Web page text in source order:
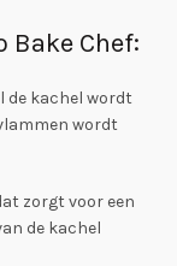
Bake Chef:
de kachel wordt
wordt
zorgt voor een
de kachel